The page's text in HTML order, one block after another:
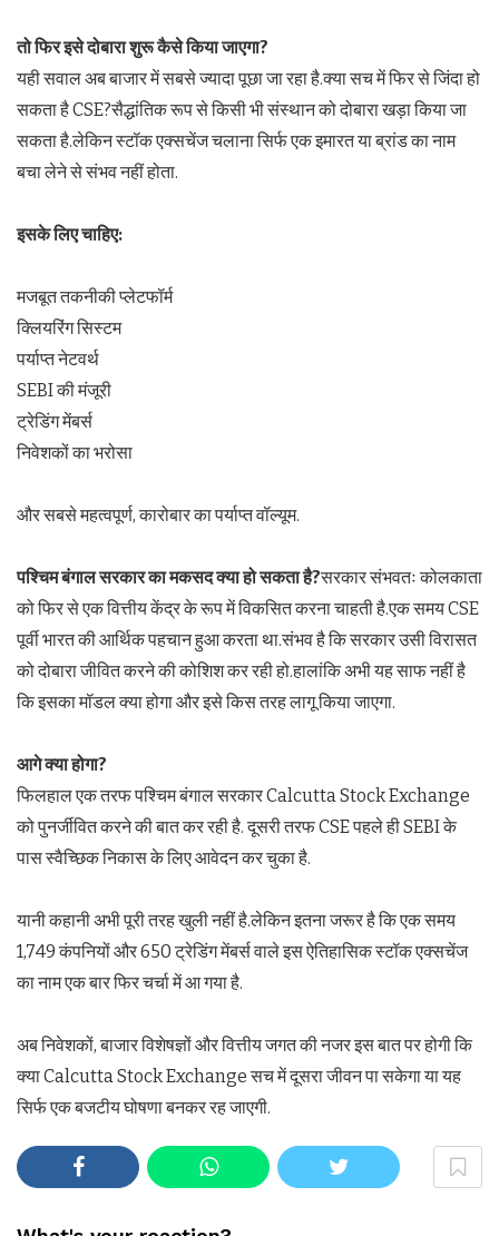
तो फिर इसे दोबारा शुरू कैसे किया जाएगा?
यही सवाल अब बाजार में सबसे ज्यादा पूछा जा रहा है.क्या सच में फिर से जिंदा हो
सकता है CSE?सैद्धांतिक रूप से किसी भी संस्थान को दोबारा खड़ा किया जा
सकता है.लेकिन स्टॉक एक्सचेंज चलाना सिर्फ एक इमारत या ब्रांड का नाम
बचा लेने से संभव नहीं होता.
इसके लिए चाहिए:
मजबूत तकनीकी प्लेटफॉर्म
क्लियरिंग सिस्टम
पर्याप्त नेटवर्थ
SEBI की मंजूरी
ट्रेडिंग मेंबर्स
निवेशकों का भरोसा
और सबसे महत्वपूर्ण, कारोबार का पर्याप्त वॉल्यूम.
पश्चिम बंगाल सरकार का मकसद क्या हो सकता है?सरकार संभवतः कोलकाता
को फिर से एक वित्तीय केंद्र के रूप में विकसित करना चाहती है.एक समय CSE
पूर्वी भारत की आर्थिक पहचान हुआ करता था.संभव है कि सरकार उसी विरासत
को दोबारा जीवित करने की कोशिश कर रही हो.हालांकि अभी यह साफ नहीं है
कि इसका मॉडल क्या होगा और इसे किस तरह लागू किया जाएगा.
आगे क्या होगा?
फिलहाल एक तरफ पश्चिम बंगाल सरकार Calcutta Stock Exchange
को पुनर्जीवित करने की बात कर रही है. दूसरी तरफ CSE पहले ही SEBI के
पास स्वैच्छिक निकास के लिए आवेदन कर चुका है.
यानी कहानी अभी पूरी तरह खुली नहीं है.लेकिन इतना जरूर है कि एक समय
1,749 कंपनियों और 650 ट्रेडिंग मेंबर्स वाले इस ऐतिहासिक स्टॉक एक्सचेंज
का नाम एक बार फिर चर्चा में आ गया है.
अब निवेशकों, बाजार विशेषज्ञों और वित्तीय जगत की नजर इस बात पर होगी कि
क्या Calcutta Stock Exchange सच में दूसरा जीवन पा सकेगा या यह
सिर्फ एक बजटीय घोषणा बनकर रह जाएगी.